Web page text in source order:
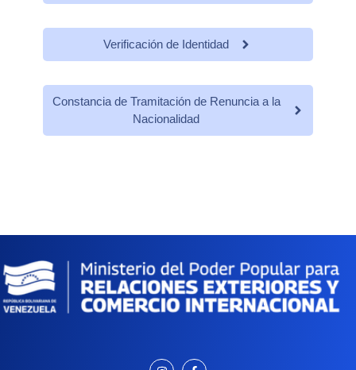
Verificación de Identidad
Constancia de Tramitación de Renuncia a la
Nacionalidad